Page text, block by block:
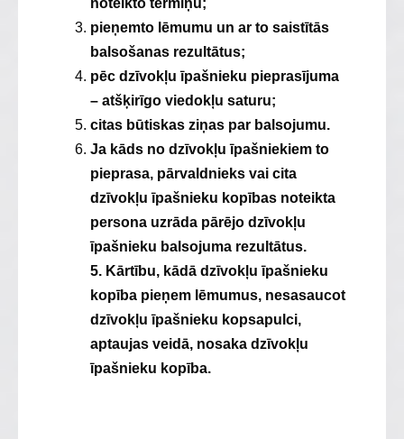
noteikto termiņu;
pieņemto lēmumu un ar to saistītās
balsošanas rezultātus;
pēc dzīvokļu īpašnieku pieprasījuma
– atšķirīgo viedokļu saturu;
citas būtiskas ziņas par balsojumu.
Ja kāds no dzīvokļu īpašniekiem to
pieprasa, pārvaldnieks vai cita
dzīvokļu īpašnieku kopības noteikta
persona uzrāda pārējo dzīvokļu
īpašnieku balsojuma rezultātus.
5. Kārtību, kādā dzīvokļu īpašnieku
kopība pieņem lēmumus, nesasaucot
dzīvokļu īpašnieku kopsapulci,
aptaujas veidā, nosaka dzīvokļu
īpašnieku kopība.